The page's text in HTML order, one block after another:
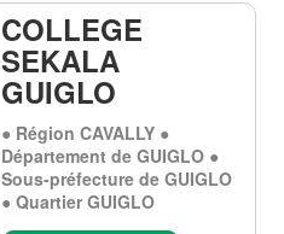
COLLEGE
SEKALA
GUIGLO
● Région CAVALLY ●
Département de GUIGLO ●
Sous-préfecture de GUIGLO
● Quartier GUIGLO